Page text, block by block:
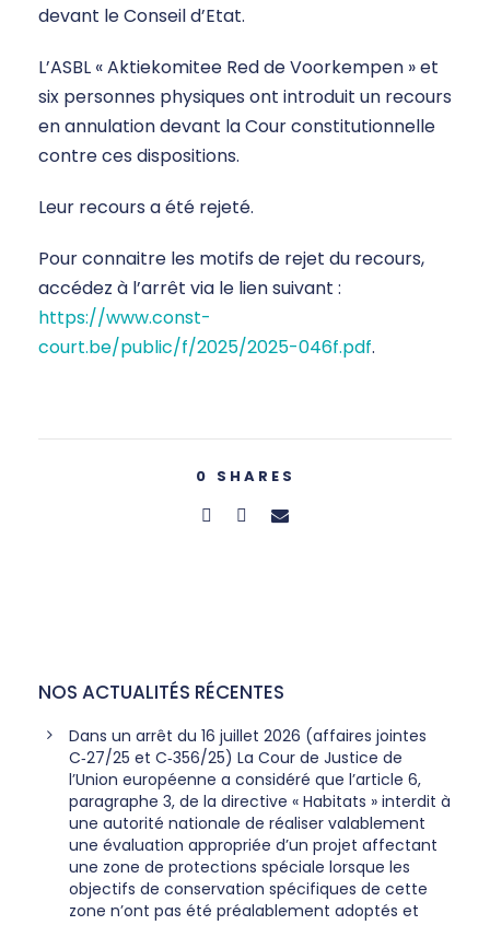
devant le Conseil d’Etat.
L’ASBL « Aktiekomitee Red de Voorkempen » et
six personnes physiques ont introduit un recours
en annulation devant la Cour constitutionnelle
contre ces dispositions.
Leur recours a été rejeté.
Pour connaitre les motifs de rejet du recours,
accédez à l’arrêt via le lien suivant :
https://www.const-
court.be/public/f/2025/2025-046f.pdf.
0 SHARES
NOS ACTUALITÉS RÉCENTES
Dans un arrêt du 16 juillet 2026 (affaires jointes
C‑27/25 et C‑356/25) La Cour de Justice de
l’Union européenne a considéré que l’article 6,
paragraphe 3, de la directive « Habitats » interdit à
une autorité nationale de réaliser valablement
une évaluation appropriée d’un projet affectant
une zone de protections spéciale lorsque les
objectifs de conservation spécifiques de cette
zone n’ont pas été préalablement adoptés et